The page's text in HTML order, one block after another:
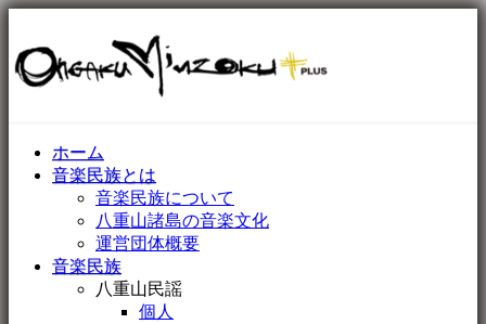
ホーム
音楽民族とは
音楽民族について
八重山諸島の音楽文化
運営団体概要
音楽民族
八重山民謡
個人